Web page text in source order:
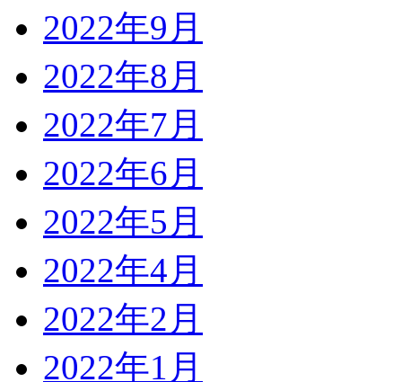
2022年9月
2022年8月
2022年7月
2022年6月
2022年5月
2022年4月
2022年2月
2022年1月